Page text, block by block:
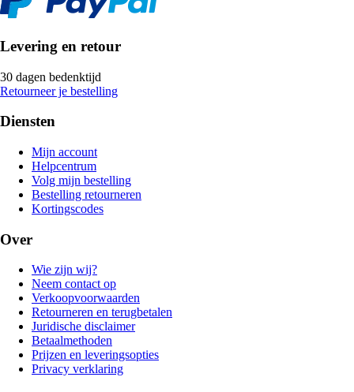
Levering en retour
30 dagen bedenktijd
Retourneer je bestelling
Diensten
Mijn account
Helpcentrum
Volg mijn bestelling
Bestelling retourneren
Kortingscodes
Over
Wie zijn wij?
Neem contact op
Verkoopvoorwaarden
Retourneren en terugbetalen
Juridische disclaimer
Betaalmethoden
Prijzen en leveringsopties
Privacy verklaring